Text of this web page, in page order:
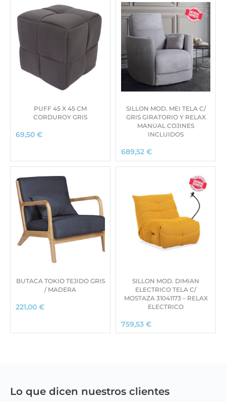
PUFF 45 X 45 CM
CORDUROY GRIS
69,50 €
SILLON MOD. MEI TELA C/
GRIS GIRATORIO Y RELAX
MANUAL COJINES
INCLUIDOS
689,52 €
BUTACA TOKIO TEJIDO GRIS
/ MADERA
221,00 €
SILLON MOD. DIMIAN
ELECTRICO TELA C/
MOSTAZA 31041173 – RELAX
ELECTRICO
759,53 €
Lo que dicen nuestros clientes